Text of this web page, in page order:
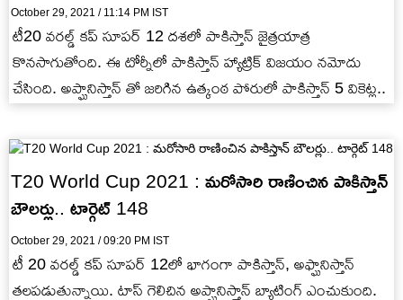
October 29, 2021 / 11:14 PM IST
టీ20 వరల్డ్ కప్ సూపర్ 12 దశలో పాకిస్తాన్ జైత్రయాత్ర
కొనసాగుతోంది. ఈ టోర్నీలో పాకిస్తాన్ హ్యాట్రిక్ విజయం నమోదు
చేసింది. అప్ఘానిస్తాన్ తో జరిగిన ఉత్కంఠ పోరులో పాకిస్తాన్ 5 వికెట్ల..
T20 World Cup 2021 : మరోసారి రాణించిన పాకిస్తాన్
బౌలర్లు.. టార్గెట్ 148
October 29, 2021 / 09:20 PM IST
టీ 20 వరల్డ్ కప్ సూపర్ 12లో భాగంగా పాకిస్తాన్, అఫ్ఘానిస్తాన్
తలపడుతున్నాయి. టాస్ గెలిచిన అప్ఘానిస్తాన్ బ్యాటింగ్ ఎంచుకుంది.